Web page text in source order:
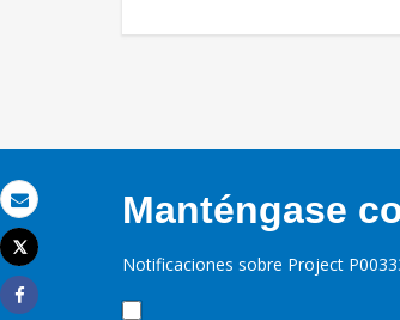
Correo electrónico
Imprimir
Tweet
Share
Manténgase
Notificaciones sobre Project